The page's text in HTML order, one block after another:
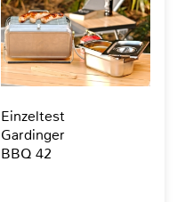
Einzeltest
Gardinger
BBQ 42